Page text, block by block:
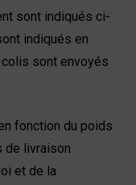
sont indiqués ci-
indiqués en
sont envoyés
fonction du poids
de livraison
et de la